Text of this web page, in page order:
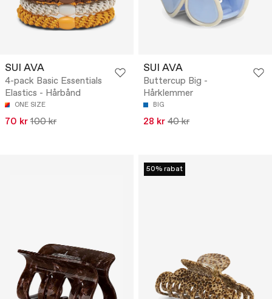
SUI AVA
4-pack Basic Essentials
Elastics - Hårbånd
ONE SIZE
70 kr 100 kr
SUI AVA
Buttercup Big -
Hårklemmer
BIG
28 kr 40 kr
50% rabat